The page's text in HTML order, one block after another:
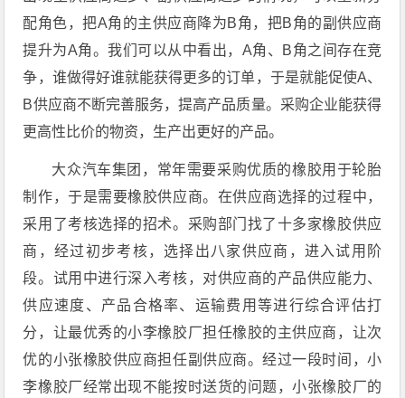
配角色，把A角的主供应商降为B角，把B角的副供应商
提升为A角。我们可以从中看出，A角、B角之间存在竞
争，谁做得好谁就能获得更多的订单，于是就能促使A、
B供应商不断完善服务，提高产品质量。采购企业能获得
更高性比价的物资，生产出更好的产品。
大众汽车集团，常年需要采购优质的橡胶用于轮胎
制作，于是需要橡胶供应商。在供应商选择的过程中，
采用了考核选择的招术。采购部门找了十多家橡胶供应
商，经过初步考核，选择出八家供应商，进入试用阶
段。试用中进行深入考核，对供应商的产品供应能力、
供应速度、产品合格率、运输费用等进行综合评估打
分，让最优秀的小李橡胶厂担任橡胶的主供应商，让次
优的小张橡胶供应商担任副供应商。经过一段时间，小
李橡胶厂经常出现不能按时送货的问题，小张橡胶厂的